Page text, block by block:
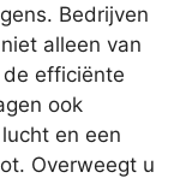
Bedrijven
alleen van
efficiënte
ook
en een
Overweegt u